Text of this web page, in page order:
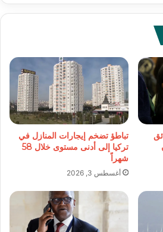
تباطؤ تضخم إيجارات المنازل في
تركيا إلى أدنى مستوى خلال 58
شهراً
أغسطس 3, 2026